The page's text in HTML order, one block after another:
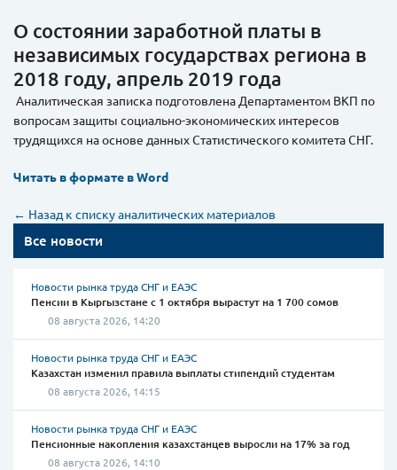
Все новости
Новости рынка труда СНГ и ЕАЭС
Пенсии в Кыргызстане с 1 октября вырастут на 1 700 сомов
08 августа 2026, 14:20
Новости рынка труда СНГ и ЕАЭС
Казахстан изменил правила выплаты стипендий студентам
08 августа 2026, 14:15
Новости рынка труда СНГ и ЕАЭС
Пенсионные накопления казахстанцев выросли на 17% за год
08 августа 2026, 14:10
О состоянии заработной платы в
независимых государствах региона в
2018 году, апрель 2019 года
Аналитическая записка подготовлена Департаментом ВКП по
вопросам защиты социально-экономических интересов
трудящихся на основе данных Статистического комитета СНГ.
Читать в формате в Word
← Назад к списку аналитических материалов